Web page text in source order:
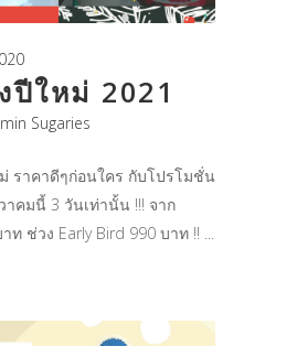
ปีใหม่ 2021
Sugaries
ราคาดีๆก่อนใคร กับโปรโมชั่น
คมนี้ 3 วันเท่านั้น !!! จาก
ท ช่วง Early Bird 990 บาท !!